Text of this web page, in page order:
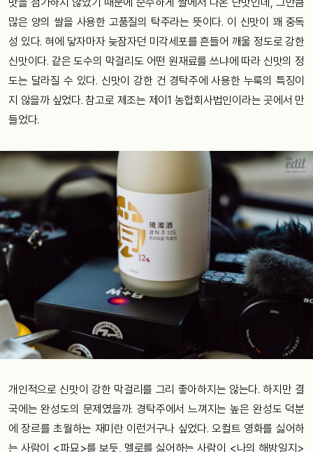
많은 양의 쌀을 사용한 고품질의 탁주라는 뜻이다. 이 신맛이 꽤 중독
성 있다. 혀에 닿자마자 늦잠자던 미각세포를 흔들어 깨울 정도로 강한
신맛이다. 같은 도수의 막걸리도 어떤 원재료를 쓰냐에 따라 신맛의 정
도는 달라질 수 있다. 신맛이 강한 건 경탁주에 사용한 누룩의 특징이
지 않을까 싶었다. 참고로 제조는 제이1 농헙회사법인이라는 곳에서 만
들었다.
개인적으로 신맛이 강한 막걸리를 그리 좋아하지는 않는다. 하지만 결
국에는 완성도의 문제였을까. 경탁주에서 느껴지는 높은 완성도 덕분
에 장르를 초월하는 재미란 이런거구나 싶었다. 오컬트 영화를 싫어하
는 사람이 <파묘>를 보듯, 멜로를 싫어하는 사람이 <나의 해방일지>